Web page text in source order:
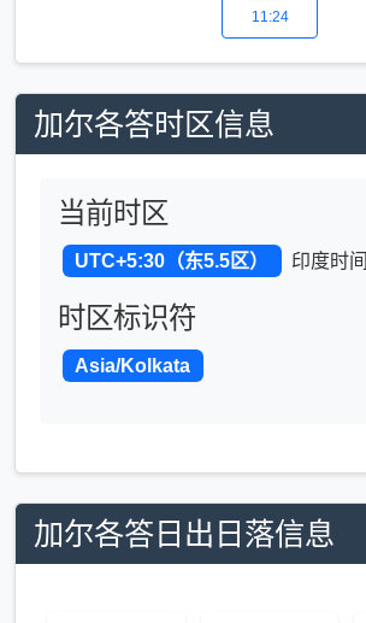
11:24
加尔各答时区信息
当前时区
UTC+5:30（东5.5区） 印度时间
时区标识符
Asia/Kolkata
加尔各答日出日落信息